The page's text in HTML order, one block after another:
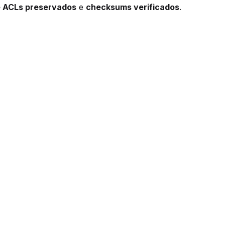
preservados e checksums verificados.